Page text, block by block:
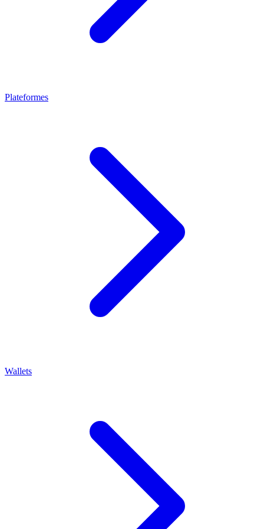
Plateformes
Wallets